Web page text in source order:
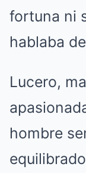
fortuna ni
hablaba
Lucero,
hombre